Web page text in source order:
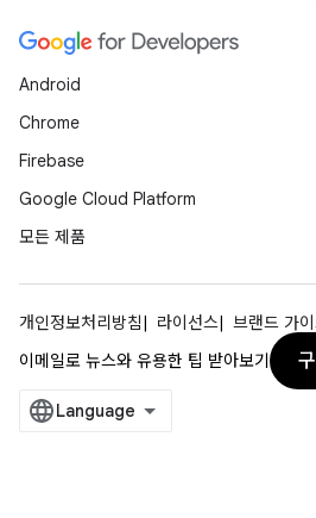
Android
Chrome
Firebase
Google Cloud Platform
모든 제품
개인정보처리방침 라이선스 브랜드 가
이메일로 뉴스와 유용한 팁 받아보기